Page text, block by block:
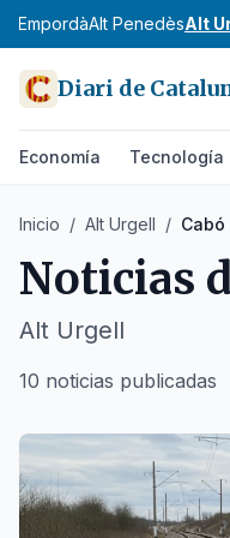
EmpordàAlt PenedèsAlt
Diari de
Economía Tecnología
Inicio / Alt Urgell / Cabó
Noticias
Alt Urgell
10 noticias publicadas